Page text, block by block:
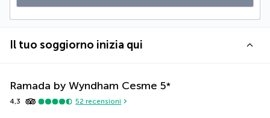
Il tuo soggiorno inizia qui
Ramada by Wyndham Cesme 5*
4,3 52 recensioni